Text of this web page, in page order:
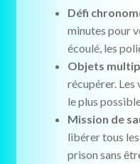
Défi
minutes pour
écoulé, les
Objets
récupérer.
le plus
Mission de
libérer tous
prison sans